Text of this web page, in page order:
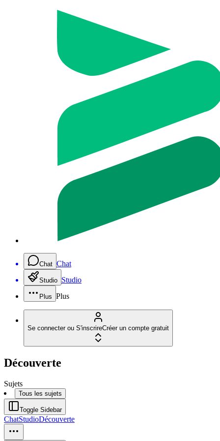
Chat Chat
Studio Studio
Plus Plus
Se connecter ou S'inscrireCréer un compte gratuit
Découverte
Sujets
Tous les sujets
Toggle Sidebar
ChatStudioDécouverte